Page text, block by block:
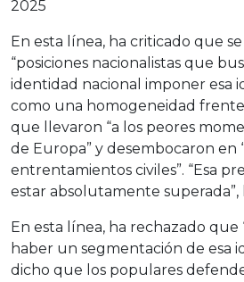
2025
En esta línea, ha criticado que
“posiciones nacionalistas que
identidad nacional imponer esa
como una homogeneidad
que llevaron “a los peores
de Europa” y desembocaron en
entrentamientos civiles”. “Esa
estar absolutamente
En esta línea, ha rechazado que
haber un segmentación de esa
dicho que los populares